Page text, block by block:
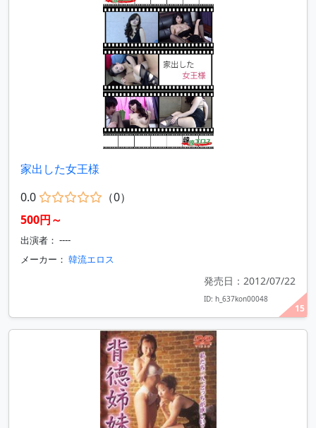
15
家出した女王様
0.0
（0）
500円～
出演者： ----
メーカー： 韓流エロス
発売日：2012/07/22
ID: h_637kon00048